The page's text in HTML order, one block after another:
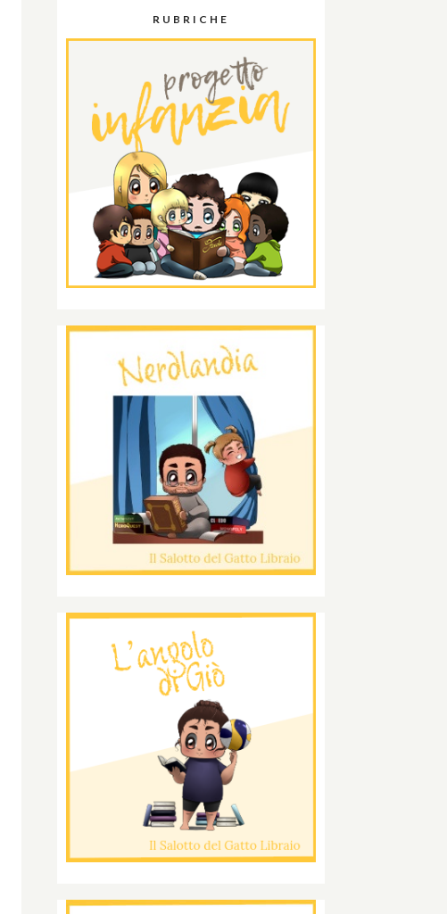
RUBRICHE